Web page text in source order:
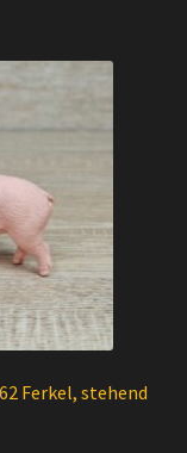
Ferkel, stehend